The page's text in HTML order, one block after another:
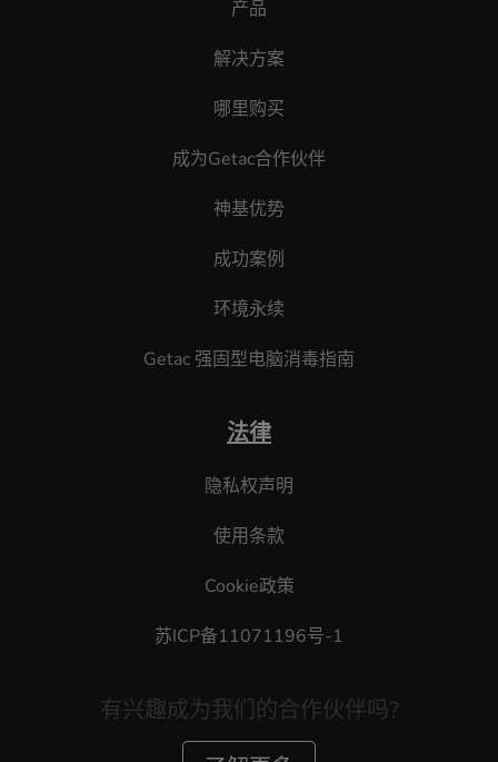
产品
解决方案
哪里购买
成为Getac合作伙伴
神基优势
成功案例
环境永续
Getac 强固型电脑消毒指南
法律
隐私权声明
使用条款
Cookie政策
苏ICP备11071196号-1
有兴趣成为我们的合作伙伴吗?